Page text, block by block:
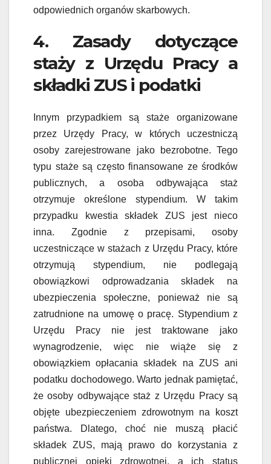
odpowiednich organów skarbowych.
4. Zasady dotyczące
staży z Urzędu Pracy a
składki ZUS i podatki
Innym przypadkiem są staże organizowane
przez Urzędy Pracy, w których uczestniczą
osoby zarejestrowane jako bezrobotne. Tego
typu staże są często finansowane ze środków
publicznych, a osoba odbywająca staż
otrzymuje określone stypendium. W takim
przypadku kwestia składek ZUS jest nieco
inna. Zgodnie z przepisami, osoby
uczestniczące w stażach z Urzędu Pracy, które
otrzymują stypendium, nie podlegają
obowiązkowi odprowadzania składek na
ubezpieczenia społeczne, ponieważ nie są
zatrudnione na umowę o pracę. Stypendium z
Urzędu Pracy nie jest traktowane jako
wynagrodzenie, więc nie wiąże się z
obowiązkiem opłacania składek na ZUS ani
podatku dochodowego. Warto jednak pamiętać,
że osoby odbywające staż z Urzędu Pracy są
objęte ubezpieczeniem zdrowotnym na koszt
państwa. Dlatego, choć nie muszą płacić
składek ZUS, mają prawo do korzystania z
publicznej opieki zdrowotnej, a ich status